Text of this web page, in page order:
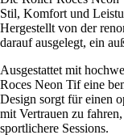
Stil, Komfort und
Hergestellt von der
darauf ausgelegt, ein
Ausgestattet mit
Roces Neon Tif eine
Design sorgt für einen
mit Vertrauen zu
sportlichere Sessions.